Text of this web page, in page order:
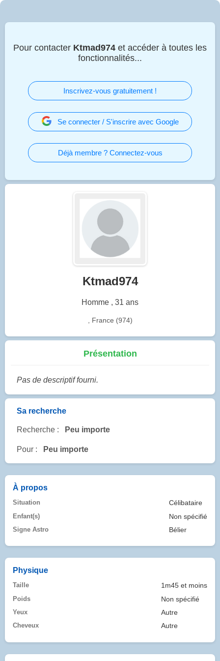
Pour contacter Ktmad974 et accéder à toutes les
fonctionnalités...
Inscrivez-vous gratuitement !
Se connecter / S'inscrire avec Google
Déjà membre ? Connectez-vous
Ktmad974
Homme , 31 ans
, France (974)
Présentation
Pas de descriptif fourni.
Sa recherche
Recherche : Peu importe
Pour : Peu importe
À propos
Situation Célibataire
Enfant(s) Non spécifié
Signe Astro Bélier
Physique
Taille 1m45 et moins
Poids Non spécifié
Yeux Autre
Cheveux Autre